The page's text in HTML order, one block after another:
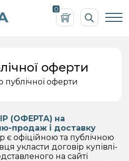
Пошук
товарів
оферти
публічної оферти
(ОФЕРТА) на
продаж і доставку
є офіційною та публічною
укласти договір купівлі-
на сайті
0